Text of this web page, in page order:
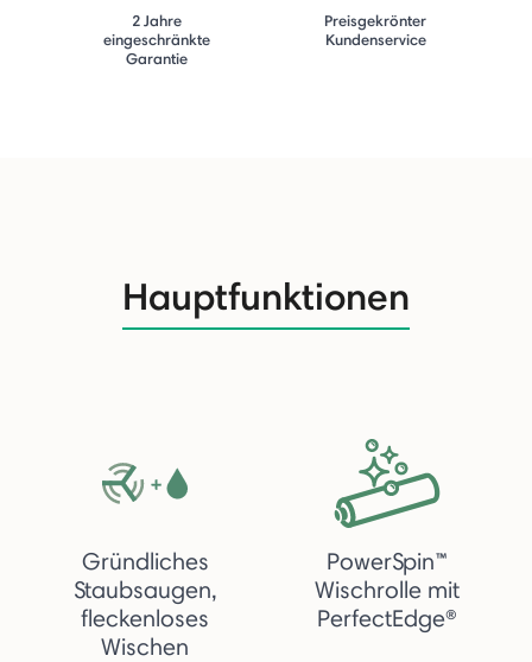
2 Jahre
eingeschränkte
Garantie
Preisgekrönter
Kundenservice
Hauptfunktionen
Gründliches
Staubsaugen,
fleckenloses
Wischen
PowerSpin™
Wischrolle mit
PerfectEdge®